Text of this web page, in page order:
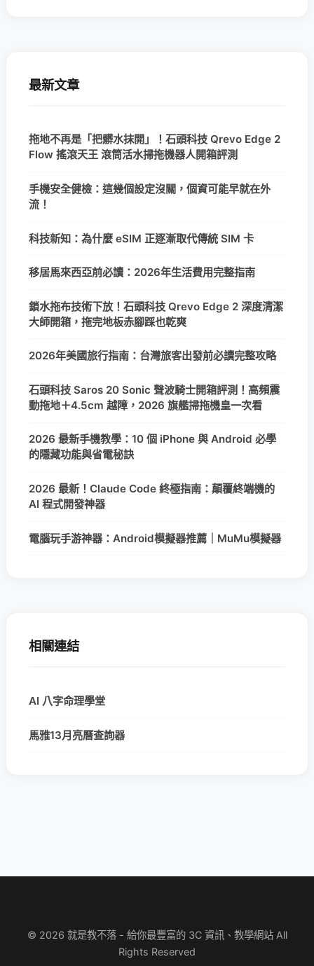
最新文章
拖地不再是「把髒水抹開」！石頭科技 Qrevo Edge 2
Flow 搖滾天王 滾筒活水掃拖機器人開箱評測
手機安全健檢：這幾個設定沒關，個資可能早就在外
流！
科技新知：為什麼 eSIM 正逐漸取代傳統 SIM 卡
移居馬來西亞前必讀：2026年生活費用完整指南
鎖水拖布技術下放！石頭科技 Qrevo Edge 2 深度清潔
大師開箱，拖完地板赤腳踩也乾爽
2026年美國旅行指南：台灣旅客出發前必讀完整攻略
石頭科技 Saros 20 Sonic 聲波騎士開箱評測！高頻震
動拖地＋4.5cm 越障，2026 旗艦掃拖機皇一次看
2026 最新手機教學：10 個 iPhone 與 Android 必學
的隱藏功能與省電秘訣
2026 最新！Claude Code 終極指南：顛覆終端機的
AI 程式開發神器
電腦玩手游神器：Android模擬器推薦｜MuMu模擬器
相關連結
AI 八字命理學堂
馬雅13月亮曆查詢器
© 2026 就是教不落 - 給你最豐富的 3C 資訊、教學網站 All
Rights Reserved